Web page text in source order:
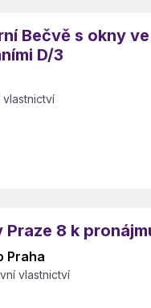
Bečvě s okny
D/3
Praze 8 k
Praha
vlastnictví